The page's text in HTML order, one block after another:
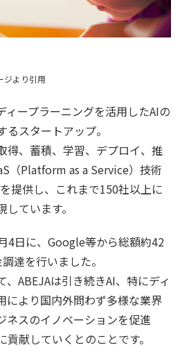
ジより引用
ィープラーニングを活用したAIの
スタートアップ。
得、蓄積、学習、デプロイ、推
（Platform as a Service）技術
提供し、これまで150社以上に
ています。
4日に、Google等から総額約42
達を行いました。
、ABEJAは引き続きAI、特にディ
により国内外問わず多様な業界
ネスのイノベーションを促進
献していくとのことです。